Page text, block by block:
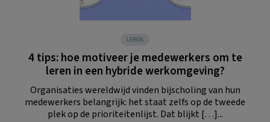
LEREN
4 tips: hoe motiveer je medewerkers om te
leren in een hybride werkomgeving?
Organisaties wereldwijd vinden bijscholing van hun
medewerkers belangrijk: het staat zelfs op de tweede
plek op de prioriteitenlijst. Dat blijkt […]...